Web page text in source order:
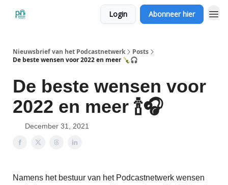
Login Abonneer hier
Nieuwsbrief van het Podcastnetwerk
Posts
De beste wensen voor 2022 en meer 🍾🎧
De beste wensen voor
2022 en meer 🍾🎧
December 31, 2021
Namens het bestuur van het Podcastnetwerk wensen